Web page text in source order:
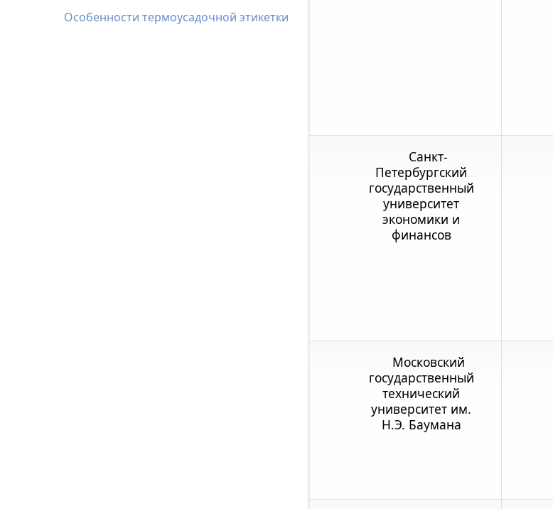
Особенности термоусадочной этикетки
Санкт-
Петербургский
государственный
университет
экономики и
финансов
Московский
государственный
технический
университет им.
Н.Э. Баумана